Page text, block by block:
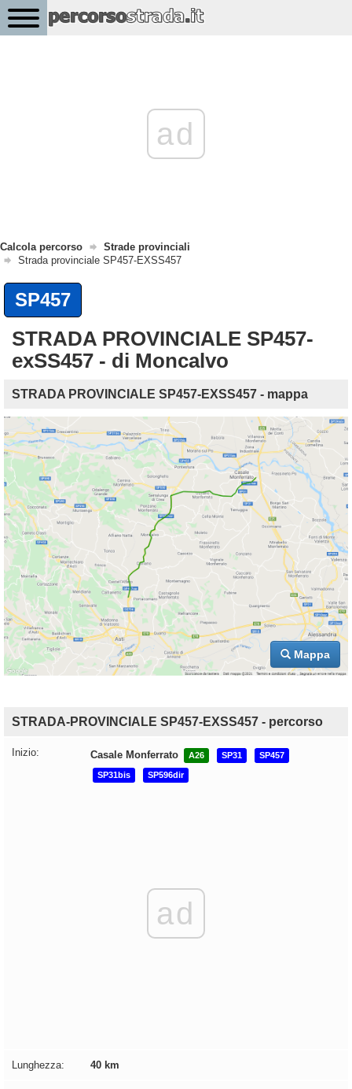
ad
Calcola percorso
Strade provinciali
Strada provinciale SP457-EXSS457
SP457
STRADA PROVINCIALE SP457-
exSS457 - di Moncalvo
STRADA PROVINCIALE SP457-EXSS457 - mappa
Mappa
STRADA-PROVINCIALE SP457-EXSS457 - percorso
Inizio: Casale Monferrato A26 SP31 SP457
SP31bis SP596dir
ad
Lunghezza: 40 km